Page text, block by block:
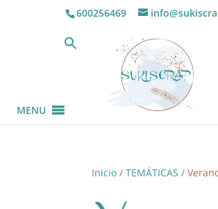
600256469
MENU
Inicio/ TEMÁTICAS /